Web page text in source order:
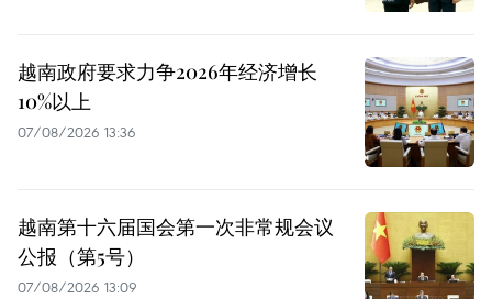
越南政府要求力争2026年经济增长
10%以上
07/08/2026 13:36
越南第十六届国会第一次非常规会议
公报（第5号）
07/08/2026 13:09